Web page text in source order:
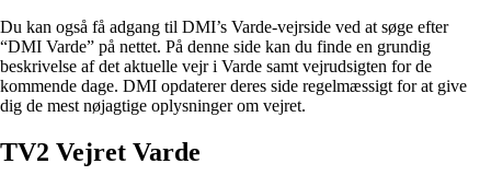
Du kan også få adgang til DMI’s Varde-vejrside ved at søge efter
“DMI Varde” på nettet. På denne side kan du finde en grundig
beskrivelse af det aktuelle vejr i Varde samt vejrudsigten for de
kommende dage. DMI opdaterer deres side regelmæssigt for at give
dig de mest nøjagtige oplysninger om vejret.
TV2 Vejret Varde